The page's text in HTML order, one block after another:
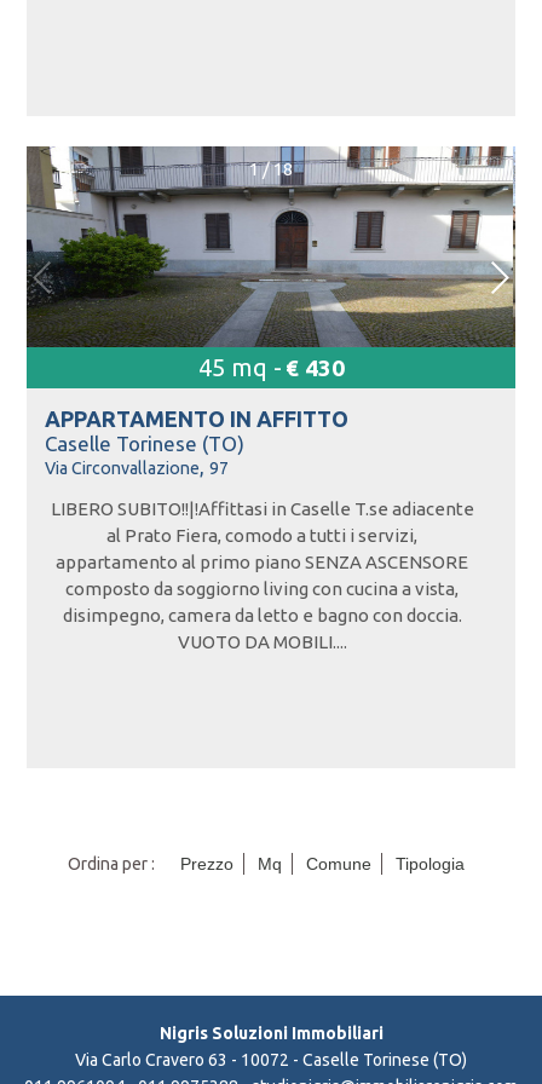
1/18
45 mq - € 430
APPARTAMENTO IN AFFITTO
Caselle Torinese (TO)
Via Circonvallazione, 97
LIBERO SUBITO!!|!Affittasi in Caselle T.se adiacente
al Prato Fiera, comodo a tutti i servizi,
appartamento al primo piano SENZA ASCENSORE
composto da soggiorno living con cucina a vista,
disimpegno, camera da letto e bagno con doccia.
VUOTO DA MOBILI....
Ordina per : Prezzo Mq Comune Tipologia
Nigris Soluzioni Immobiliari
Via Carlo Cravero 63 - 10072 - Caselle Torinese (TO)